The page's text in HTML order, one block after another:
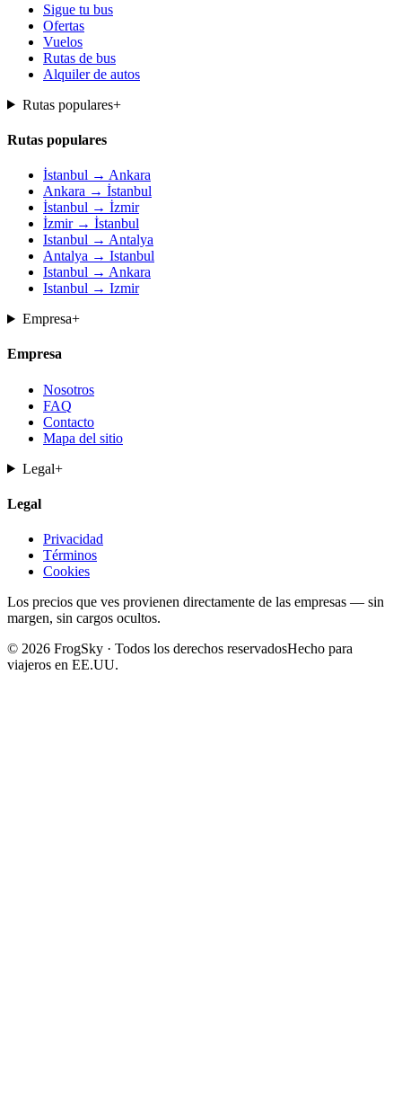
Sigue tu bus
Ofertas
Vuelos
Rutas de bus
Alquiler de autos
Rutas populares+
Rutas populares
İstanbul → Ankara
Ankara → İstanbul
İstanbul → İzmir
İzmir → İstanbul
Istanbul → Antalya
Antalya → Istanbul
Istanbul → Ankara
Istanbul → Izmir
Empresa+
Empresa
Nosotros
FAQ
Contacto
Mapa del sitio
Legal+
Legal
Privacidad
Términos
Cookies
Los precios que ves provienen directamente de las empresas — sin
margen, sin cargos ocultos.
© 2026 FrogSky · Todos los derechos reservadosHecho para
viajeros en EE.UU.